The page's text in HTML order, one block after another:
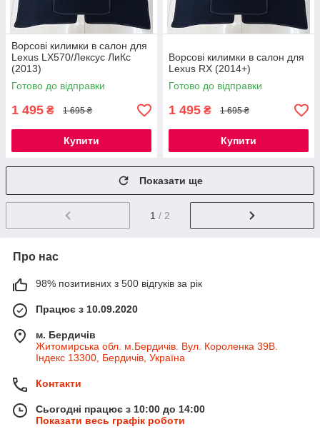
Ворсові килимки в салон для
Lexus LХ570/Лексус ЛиКс
(2013)
Готово до відправки
1 495 ₴ 1 695 ₴
Купити
Ворсові килимки в салон для
Lexus RX (2014+)
Готово до відправки
1 495 ₴ 1 695 ₴
Купити
Показати ще
1 / 2
Про нас
98% позитивних з 500 відгуків за рік
Працює з 10.09.2020
м. Бердичів
Житомирська обл. м.Бердичів. Вул. Короленка 39В.
Індекс 13300, Бердичів, Україна
Контакти
Сьогодні працює з 10:00 до 14:00
Показати весь графік роботи